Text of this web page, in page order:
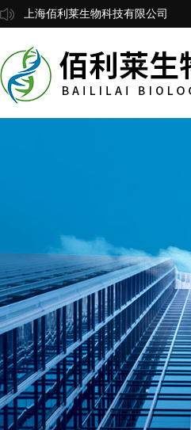
上海佰利莱生物科技有限公司